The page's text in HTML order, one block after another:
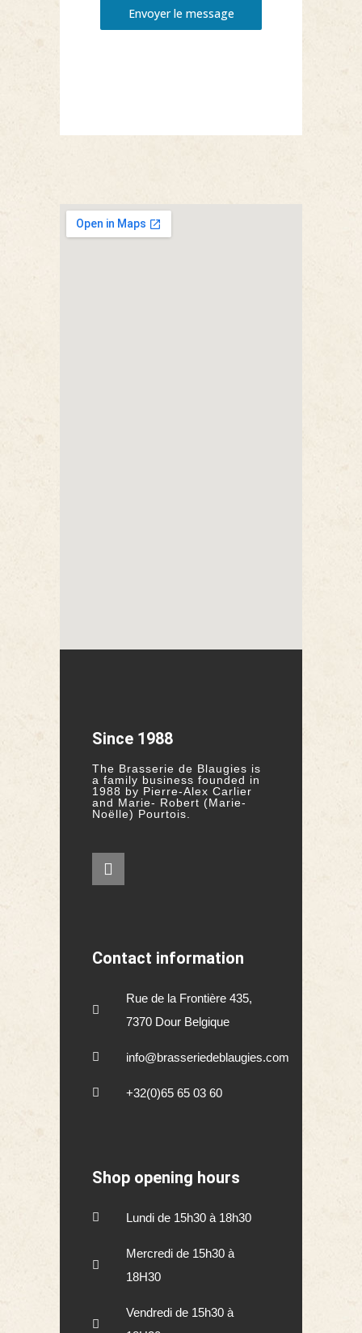
Envoyer le message
Since 1988
The Brasserie de Blaugies is
a family business founded in
1988 by Pierre-Alex Carlier
and Marie- Robert (Marie-
Noëlle) Pourtois.
Contact information
Rue de la Frontière 435,
7370 Dour Belgique
info@brasseriedeblaugies.com
+32(0)65 65 03 60
Shop opening hours
Lundi de 15h30 à 18h30
Mercredi de 15h30 à
18H30
Vendredi de 15h30 à